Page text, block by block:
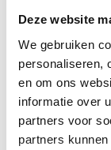
Deze website
We gebruiken
personaliseren,
en om ons
informatie over
partners voor
partners
en
We hebben
AI als
bieden voor het
van waardevolle